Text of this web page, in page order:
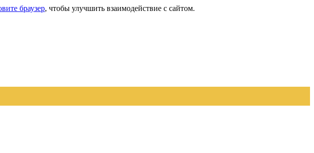
браузер, чтобы улучшить взаимодействие с сайтом.